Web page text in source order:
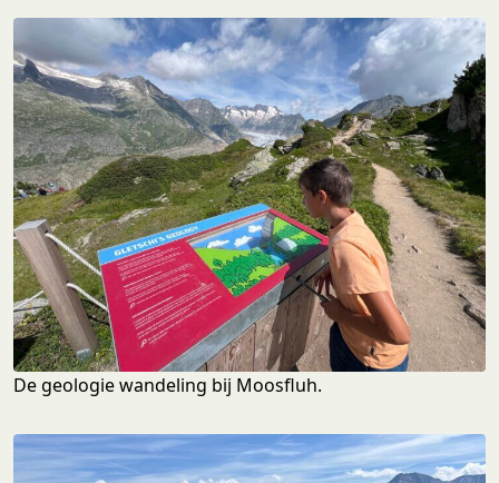
De geologie wandeling bij Moosfluh.